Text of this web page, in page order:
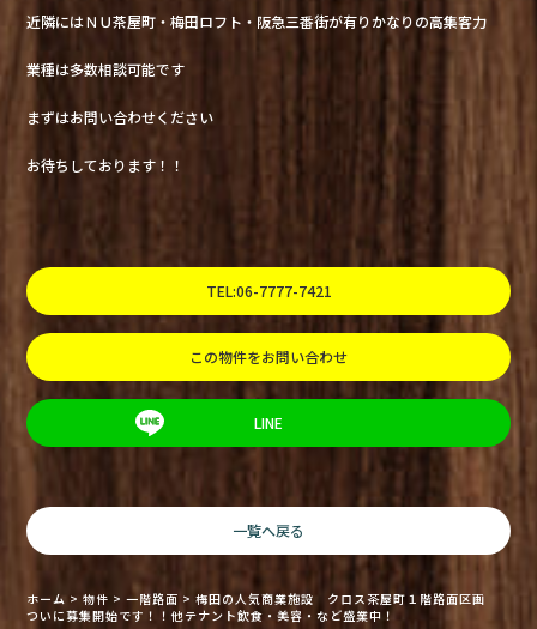
近隣にはＮＵ茶屋町・梅田ロフト・阪急三番街が有りかなりの高集客力
業種は多数相談可能です
まずはお問い合わせください
お待ちしております！！
TEL:06-7777-7421
この物件をお問い合わせ
LINE
一覧へ戻る
ホーム >物件 >一階路面 >梅田の人気商業施設 クロス茶屋町１階路面区画
ついに募集開始です！！他テナント飲食・美容・など盛業中！